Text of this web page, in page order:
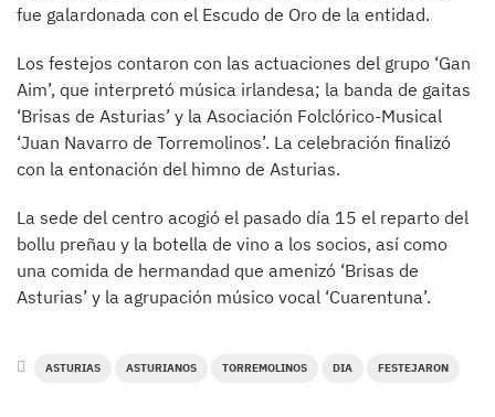
fue galardonada con el Escudo de Oro de la entidad.
Los festejos contaron con las actuaciones del grupo ‘Gan
Aim’, que interpretó música irlandesa; la banda de gaitas
‘Brisas de Asturias’ y la Asociación Folclórico-Musical
‘Juan Navarro de Torremolinos’. La celebración finalizó
con la entonación del himno de Asturias.
La sede del centro acogió el pasado día 15 el reparto del
bollu preñau y la botella de vino a los socios, así como
una comida de hermandad que amenizó ‘Brisas de
Asturias’ y la agrupación músico vocal ‘Cuarentuna’.
ASTURIAS ASTURIANOS TORREMOLINOS DIA FESTEJARON